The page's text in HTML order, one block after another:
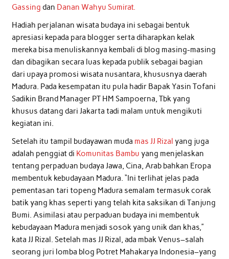
Gassing dan Danan Wahyu Sumirat.
Hadiah perjalanan wisata budaya ini sebagai bentuk
apresiasi kepada para blogger serta diharapkan kelak
mereka bisa menuliskannya kembali di blog masing-masing
dan dibagikan secara luas kepada publik sebagai bagian
dari upaya promosi wisata nusantara, khususnya daerah
Madura. Pada kesempatan itu pula hadir Bapak Yasin Tofani
Sadikin Brand Manager PT HM Sampoerna, Tbk yang
khusus datang dari Jakarta tadi malam untuk mengikuti
kegiatan ini.
Setelah itu tampil budayawan muda mas JJ Rizal yang juga
adalah penggiat di Komunitas Bambu yang menjelaskan
tentang perpaduan budaya Jawa, Cina, Arab bahkan Eropa
membentuk kebudayaan Madura. “Ini terlihat jelas pada
pementasan tari topeng Madura semalam termasuk corak
batik yang khas seperti yang telah kita saksikan di Tanjung
Bumi. Asimilasi atau perpaduan budaya ini membentuk
kebudayaan Madura menjadi sosok yang unik dan khas,”
kata JJ Rizal. Setelah mas JJ Rizal, ada mbak Venus–salah
seorang juri lomba blog Potret Mahakarya Indonesia–yang